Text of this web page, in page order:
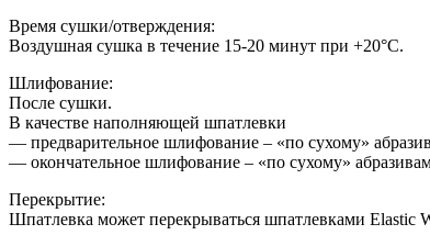
Время сушки/отверждения:
Воздушная сушка в течение 15-20 минут при +20°C.
Шлифование:
После сушки.
В качестве наполняющей шпатлевки
— предварительное шлифование – «по сухому»
— окончательное шлифование – «по сухому»
Перекрытие:
Шпатлевка может перекрываться шпатлевками Elastic